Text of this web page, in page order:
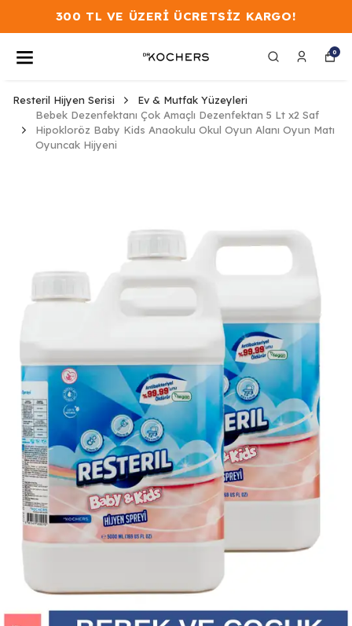
300 TL VE ÜZERİ ÜCRETSİZ KARGO!
0
Resteril Hijyen Serisi
Ev & Mutfak Yüzeyleri
Bebek Dezenfektanı Çok Amaçlı Dezenfektan 5 Lt x2 Saf
Hipokloröz Baby Kids Anaokulu Okul Oyun Alanı Oyun Matı
Oyuncak Hijyeni